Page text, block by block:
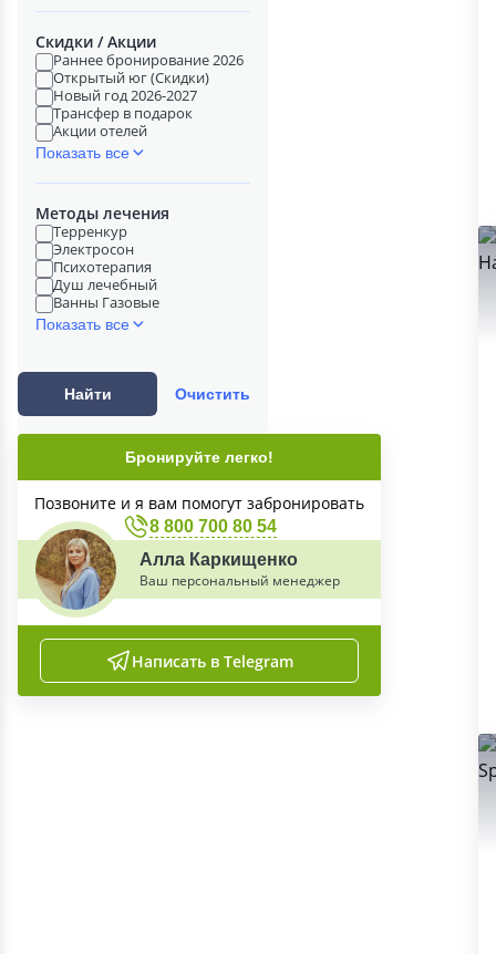
Скидки / Акции
Раннее бронирование 2026
Открытый юг (Скидки)
Новый год 2026-2027
Трансфер в подарок
Акции отелей
Показать все
Методы лечения
Терренкур
Электросон
Психотерапия
Душ лечебный
Ванны Газовые
Показать все
Найти Очистить
Бронируйте легко!
Позвоните и я вам помогут забронировать
8 800 700 80 54
Алла Каркищенко
Ваш персональный менеджер
Написать в Telegram